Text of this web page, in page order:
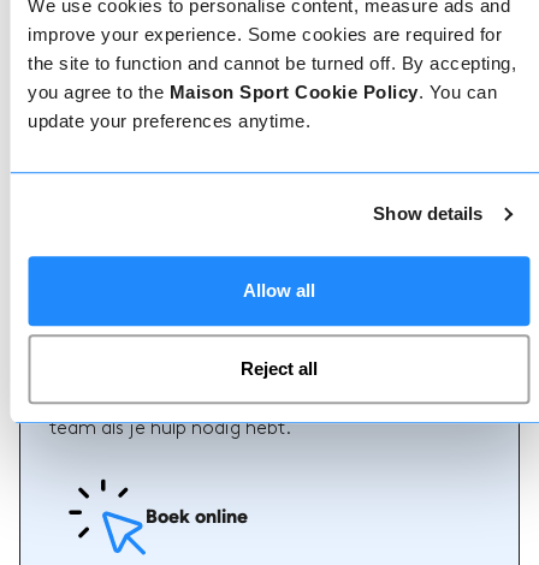
We use cookies to personalise content, measure ads and
improve your experience. Some cookies are required for
the site to function and cannot be turned off. By accepting,
you agree to the Maison Sport Cookie Policy. You can
update your preferences anytime.
Show details
Allow all
Reject all
Geverifieerde reviews
Meer dan 90% van onze reviews zijn 5 sterren. Lees
juiste leraar te kiezen. Boek lessen met een van
Boeken bij ons kan niet eenvoudiger, ons
je te helpen - boek direct online of praat met ons
team als je hulp nodig hebt.
Boek online